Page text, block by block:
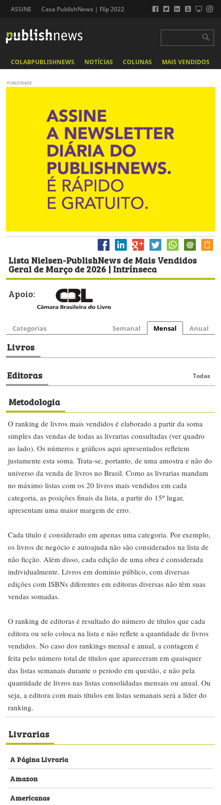
ASSINE Casa PublishNews | Flip 2022
COLABPUBLISHNEWS NOTÍCIAS COLUNAS MAIS VENDIDOS
PUBLICIDADE
Lista Nielsen-PublishNews de Mais Vendidos
Geral de Março de 2026 | Intrínseca
Apoio:
Categorias Semanal Mensal Anual
Livros
Editoras Todas
Metodologia
O ranking de livros mais vendidos é elaborado a partir da soma
simples das vendas de todas as livrarias consultadas (ver quadro
ao lado). Os números e gráficos aqui apresentados refletem
justamente esta soma. Trata-se, portanto, de uma amostra e não do
universo da venda de livros no Brasil. Como as livrarias mandam
no máximo listas com os 20 livros mais vendidos em cada
categoria, as posições finais da lista, a partir do 15º lugar,
apresentam uma maior margem de erro.
Cada título é considerado em apenas uma categoria. Por exemplo,
os livros de negócio e autoajuda não são considerados na lista de
não ficção. Além disso, cada edição de uma obra é considerada
individualmente. Livros em domínio público, com diversas
edições com ISBNs diferentes em editoras diversas não têm suas
vendas somadas.
O ranking de editoras é resultado do número de títulos que cada
editora ou selo coloca na lista e não reflete a quantidade de livros
vendidos. No caso dos rankings mensal e anual, a contagem é
feita pelo número total de títulos que apareceram em quaisquer
das listas semanais durante o período em questão, e não pela
quantidade de livros nas listas consolidadas mensais ou anual. Ou
seja, a editora com mais títulos em listas semanais será a líder do
ranking.
Livrarias
A Página Livraria
Amazon
Americanas